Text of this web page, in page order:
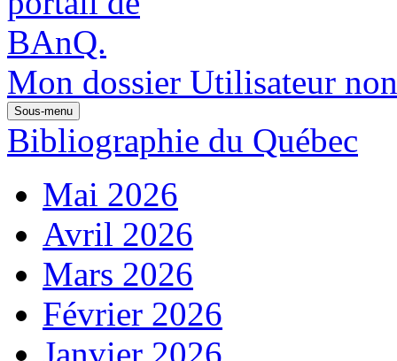
Mon dossier Utilisateur
Sous-menu
Bibliographie du Québec
Mai 2026
Avril 2026
Mars 2026
Février 2026